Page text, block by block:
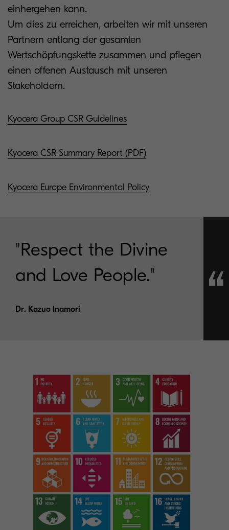
einhergehen kann.
Um dies zu erreichen, arbeiten wir mit unseren
Partnern entlang der gesamten
Wertschöpfungskette zusammen und pflegen
einen offenen Austausch mit unseren
Stakeholdern.
Kyocera Group CSR Guidelines
Kyocera CSR Summary Report (PDF)
Kyocera Europe Environmental Policy
"Respect the Divine
and Love People."
Dr. Kazuo Inamori